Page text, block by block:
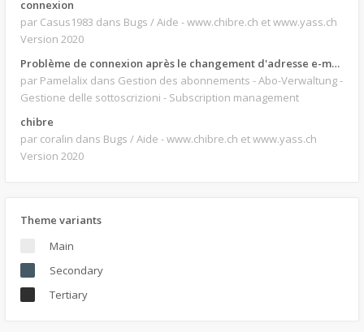
connexion
par Casus1983 dans Bugs / Aide - www.chibre.ch et www.yass.ch
Version 2020
Problème de connexion après le changement d'adresse e-mail.
par Pamelalix dans Gestion des abonnements - Abo-Verwaltung -
Gestione delle sottoscrizioni - Subscription management
chibre
par coralin dans Bugs / Aide - www.chibre.ch et www.yass.ch
Version 2020
Theme variants
Main
Secondary
Tertiary